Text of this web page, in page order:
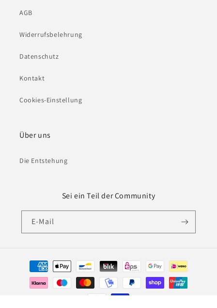
AGB
Widerrufsbelehrung
Datenschutz
Kontakt
Cookies-Einstellung
Über uns
Die Entstehung
Sei ein Teil der Community
E-Mail
Zahlungsmethoden